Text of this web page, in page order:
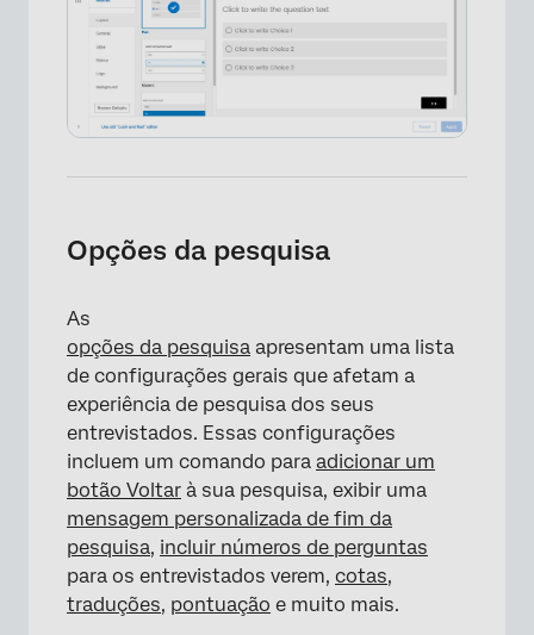
Opções da pesquisa
As
opções da pesquisa apresentam uma lista
de configurações gerais que afetam a
experiência de pesquisa dos seus
entrevistados. Essas configurações
incluem um comando para adicionar um
botão Voltar à sua pesquisa, exibir uma
mensagem personalizada de fim da
pesquisa, incluir números de perguntas
para os entrevistados verem, cotas,
traduções, pontuação e muito mais.